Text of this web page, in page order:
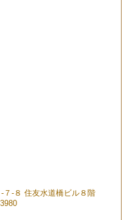
７-８ 住友水道橋ビル８階